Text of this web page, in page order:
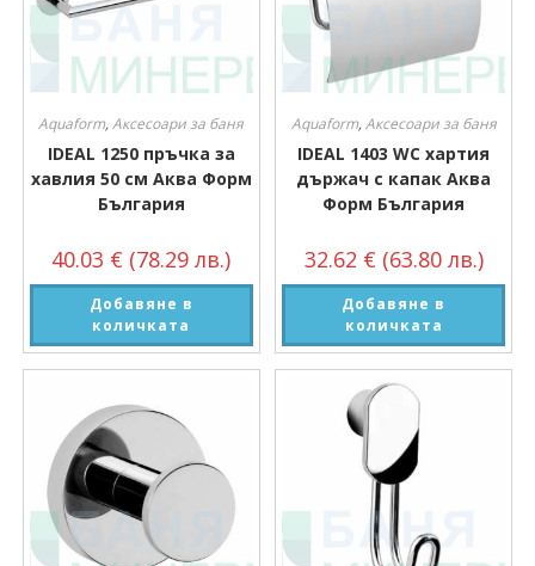
Aquaform,Аксесоари за баня
IDEAL 1250 пръчка за
хавлия 50 см Аква Форм
България
40.03 € (78.29 лв.)
Добавяне в
количката
Aquaform,Аксесоари за баня
IDEAL 1403 WC хартия
държач с капак Аква
Форм България
32.62 € (63.80 лв.)
Добавяне в
количката